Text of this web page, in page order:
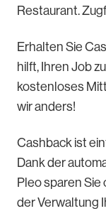
Restaurant.
Erhalten Sie
hilft, Ihren Job
kostenloses
wir anders!
Cashback ist
Dank der
Pleo sparen
der Verwaltung